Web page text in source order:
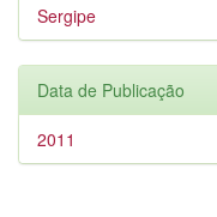
Sergipe
Data de Publicação
2011